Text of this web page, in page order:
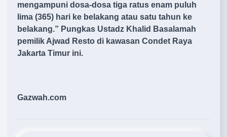
mengampuni dosa-dosa tiga ratus enam puluh
lima (365) hari ke belakang atau satu tahun ke
belakang.” Pungkas Ustadz Khalid Basalamah
pemilik Ajwad Resto di kawasan Condet Raya
Jakarta Timur ini.
Gazwah.com